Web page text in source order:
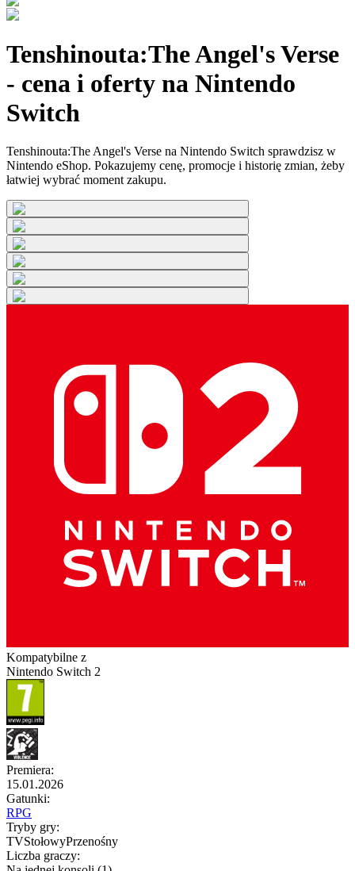
Tenshinouta:The Angel's Verse
- cena i oferty na Nintendo
Switch
Tenshinouta:The Angel's Verse na Nintendo Switch sprawdzisz w
Nintendo eShop. Pokazujemy cenę, promocje i historię zmian, żeby
łatwiej wybrać moment zakupu.
Kompatybilne z
Nintendo Switch 2
Premiera:
15.01.2026
Gatunki:
RPG
Tryby gry:
TVStołowyPrzenośny
Liczba graczy: